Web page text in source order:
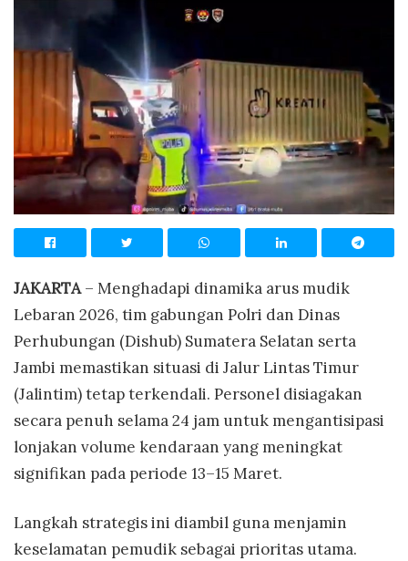
JAKARTA– Menghadapi dinamika arus mudik
Lebaran 2026, tim gabungan Polri dan Dinas
Perhubungan (Dishub) Sumatera Selatan serta
Jambi memastikan situasi di Jalur Lintas Timur
(Jalintim) tetap terkendali. Personel disiagakan
secara penuh selama 24 jam untuk mengantisipasi
lonjakan volume kendaraan yang meningkat
signifikan pada periode 13–15 Maret.
Langkah strategis ini diambil guna menjamin
keselamatan pemudik sebagai prioritas utama.